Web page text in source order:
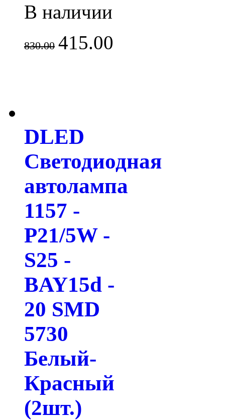
В наличии
830.00 415.00
DLED
Светодиодная
автолампа
1157 -
P21/5W -
S25 -
BAY15d -
20 SMD
5730
Белый-
Красный
(2шт.)